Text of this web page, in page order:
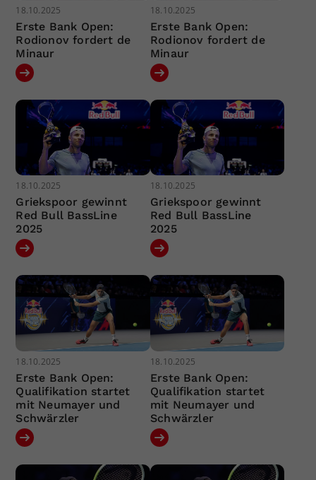
18.10.2025
Erste Bank Open:
Rodionov fordert de
Minaur
18.10.2025
Erste Bank Open:
Rodionov fordert de
Minaur
18.10.2025
Griekspoor gewinnt
Red Bull BassLine
2025
18.10.2025
Griekspoor gewinnt
Red Bull BassLine
2025
18.10.2025
Erste Bank Open:
Qualifikation startet
mit Neumayer und
Schwärzler
18.10.2025
Erste Bank Open:
Qualifikation startet
mit Neumayer und
Schwärzler